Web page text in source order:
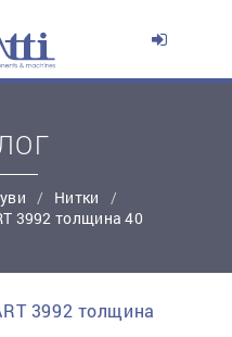
простую регистрацию
Нитки
3992 толщина 40
3992 толщина